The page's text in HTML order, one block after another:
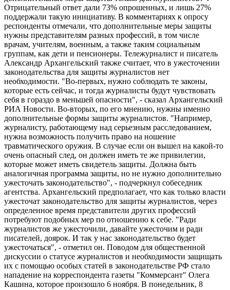
Отрицательный ответ дали 73% опрошенных, и лишь 27%
поддержали такую инициативу. В комментариях к опросу
респонденты отмечали, что дополнительные меры защиты
нужны представителям разных профессий, в том числе
врачам, учителям, военным, а также таким социальным
группам, как дети и пенсионеры. Тележурналист и писатель
Александр Архангельский также считает, что в ужесточении
законодательства для защиты журналистов нет
необходимости. "Во-первых, нужно соблюдать те законы,
которые есть сейчас, и тогда журналисты будут чувствовать
себя в гораздо в меньшей опасности", - сказал Архангельский
РИА Новости. Во-вторых, по его мнению, нужны именно
дополнительные формы защиты журналистов. "Например,
журналисту, работающему над серьезным расследованием,
нужна возможность получить право на ношение
травматического оружия. В случае если он вышел на какой-то
очень опасный след, он должен иметь те же привилегии,
которые может иметь свидетель защиты. Должна быть
аналогичная программа защиты, но не нужно дополнительно
ужесточать законодательство", - подчеркнул собеседник
агентства. Архангельский предполагает, что как только власти
ужесточат законодательство для защиты журналистов, через
определенное время представители других профессий
потребуют подобных мер по отношению к себе. "Ради
журналистов же ужесточили, давайте ужесточим и ради
писателей, доярок. И так у нас законодательство будет
ужесточаться", - отметил он. Поводом для общественной
дискуссии о статусе журналистов и необходимости защищать
их с помощью особых статей в законодательстве РФ стало
нападение на корреспондента газеты "Коммерсант" Олега
Кашина, которое произошло 6 ноября. В понедельник, 8